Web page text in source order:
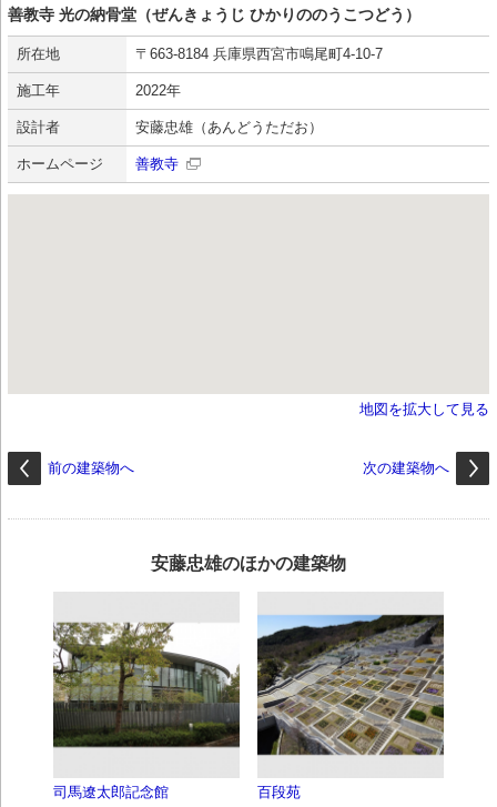
善教寺 光の納骨堂（ぜんきょうじ ひかりののうこつどう）
所在地 〒663-8184 兵庫県西宮市鳴尾町4-10-7
施工年 2022年
設計者 安藤忠雄（あんどうただお）
ホームページ 善教寺
地図を拡大して見る
前の建築物へ 次の建築物へ
安藤忠雄のほかの建築物
司馬遼太郎記念館 百段苑